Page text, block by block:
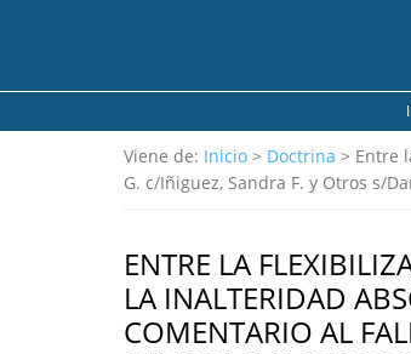
Viene de: Inicio > Doctrina > Entre
G. c/Iñiguez, Sandra F. y Otros s/
ENTRE LA
LA INALTERIDAD
COMENTARIO AL